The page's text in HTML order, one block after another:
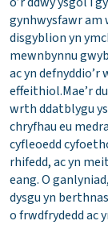
gynhwysfawr am
disgyblion yn
mewnbynnu
ac yn
effeithiol.Mae’r
wrth ddatblygu
chryfhau eu
cyfleoedd
rhifedd, ac yn
eang. O
dysgu yn
o frwdfrydedd ac